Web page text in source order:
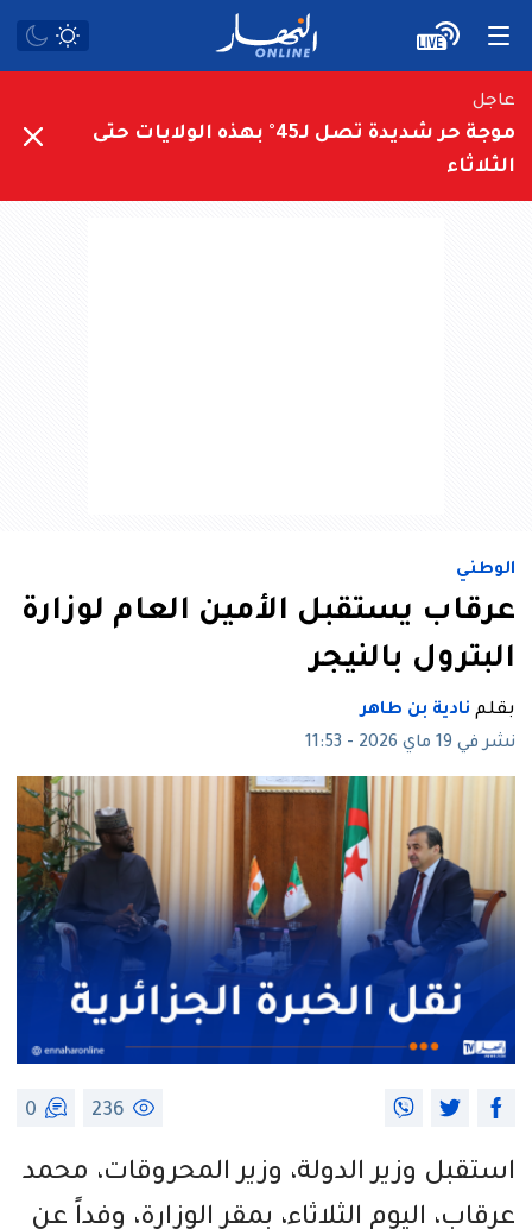
عاجل
موجة حر شديدة تصل لـ45° بهذه الولايات حتى
الثلاثاء
الوطني
عرقاب يستقبل الأمين العام لوزارة
البترول بالنيجر
بقلم نادية بن طاهر
نشر في 19 ماي 2026 - 11:53
236
0
استقبل وزير الدولة، وزير المحروقات، محمد
عرقاب، اليوم الثلاثاء، بمقر الوزارة، وفداً عن